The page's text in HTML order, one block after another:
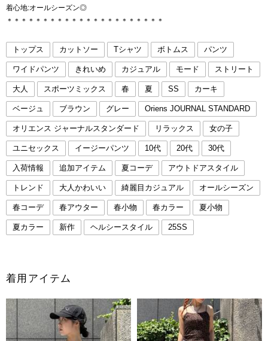
着心地:オールシーズン◎
＊＊＊＊＊＊＊＊＊＊＊＊＊＊＊＊＊＊＊＊＊＊
トップス カットソー Tシャツ ボトムス パンツ
ワイドパンツ きれいめ カジュアル モード ストリート
大人 スポーツミックス 春 夏 SS カーキ
ベージュ ブラウン グレー Oriens JOURNAL STANDARD
オリエンス ジャーナルスタンダード リラックス 女の子
ユニセックス イージーパンツ 10代 20代 30代
入荷情報 追加アイテム 夏コーデ アウトドアスタイル
トレンド 大人かわいい 綺麗目カジュアル オールシーズン
春コーデ 春アウター 春小物 春カラー 夏小物
夏カラー 新作 ヘルシースタイル 25SS
着用アイテム